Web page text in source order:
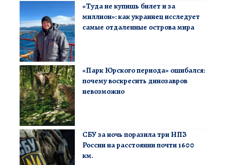
«Туда не купишь билет и за
миллион»: как украинец исследует
самые отдаленные острова мира
«Парк Юрского периода» ошибался:
почему воскресить динозавров
невозможно
СБУ за ночь поразила три НПЗ
России на расстоянии почти 1600
км.